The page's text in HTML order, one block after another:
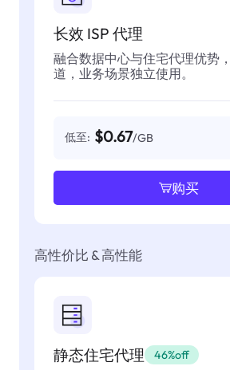
长效 ISP 代理
融合数据中心与住宅代理优势
道，业务场景独立使用。
低至: $0.67/GB
购买
高性价比 & 高性能
静态住宅代理 46%off